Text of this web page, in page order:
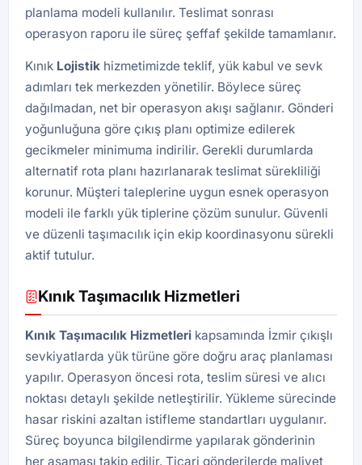
planlama modeli kullanılır. Teslimat sonrası
operasyon raporu ile süreç şeffaf şekilde tamamlanır.
Kınık Lojistik hizmetimizde teklif, yük kabul ve sevk
adımları tek merkezden yönetilir. Böylece süreç
dağılmadan, net bir operasyon akışı sağlanır. Gönderi
yoğunluğuna göre çıkış planı optimize edilerek
gecikmeler minimuma indirilir. Gerekli durumlarda
alternatif rota planı hazırlanarak teslimat sürekliliği
korunur. Müşteri taleplerine uygun esnek operasyon
modeli ile farklı yük tiplerine çözüm sunulur. Güvenli
ve düzenli taşımacılık için ekip koordinasyonu sürekli
aktif tutulur.
Kınık Taşımacılık Hizmetleri
Kınık Taşımacılık Hizmetleri kapsamında İzmir çıkışlı
sevkiyatlarda yük türüne göre doğru araç planlaması
yapılır. Operasyon öncesi rota, teslim süresi ve alıcı
noktası detaylı şekilde netleştirilir. Yükleme sürecinde
hasar riskini azaltan istifleme standartları uygulanır.
Süreç boyunca bilgilendirme yapılarak gönderinin
her aşaması takip edilir. Ticari gönderilerde maliyet